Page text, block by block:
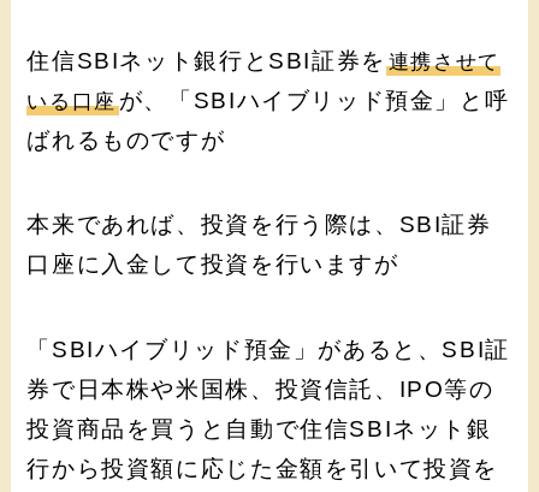
住信SBIネット銀行とSBI証券を 連携させて
いる口座が、「SBIハイブリッド預金」と呼
ばれるものですが
本来であれば、投資を行う際は、SBI証券
口座に入金して投資を行いますが
「SBIハイブリッド預金」があると、SBI証
券で日本株や米国株、投資信託、IPO等の
投資商品を買うと自動で住信SBIネット銀
行から投資額に応じた金額を引いて投資を